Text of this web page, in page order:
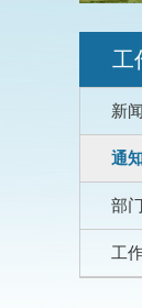
工
新
通
部
工